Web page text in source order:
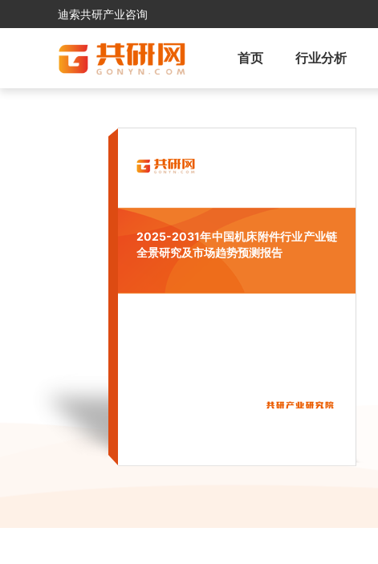
迪索共研产业咨询
首页 行业分析
2025-2031年中国机床附件行业产业链
全景研究及市场趋势预测报告